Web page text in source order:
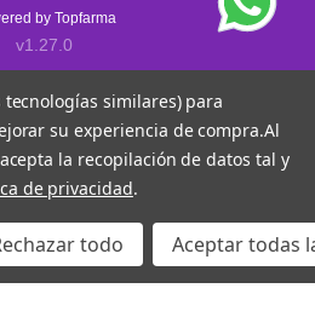
by Topfarma
v1.27.0
similares) para
su experiencia de compra.Al
la recopilación de datos tal y
de privacidad.
todo Aceptar todas